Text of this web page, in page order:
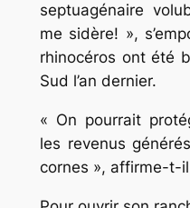
septuagénaire
me sidère! »,
rhinocéros ont été
Sud l’an dernier.
« On pourrait
les revenus
cornes », affirme-t-